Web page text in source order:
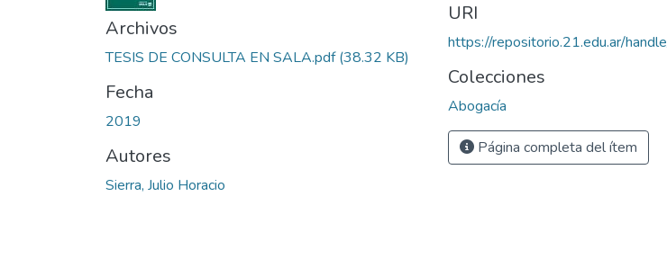
Archivos
TESIS DE CONSULTA EN SALA.pdf(38.32 KB)
Fecha
2019
Autores
Sierra, Julio Horacio
URI
https://repositorio.21.edu.ar/
Colecciones
Abogacía
Página completa del ítem